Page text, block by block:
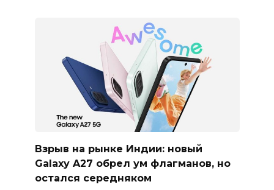
Взрыв на рынке Индии: новый
Galaxy A27 обрел ум флагманов, но
остался середняком